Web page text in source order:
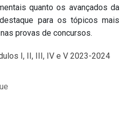
quanto os avançados da
para os tópicos mais
provas de concursos.
I, II, III, IV e V 2023-2024